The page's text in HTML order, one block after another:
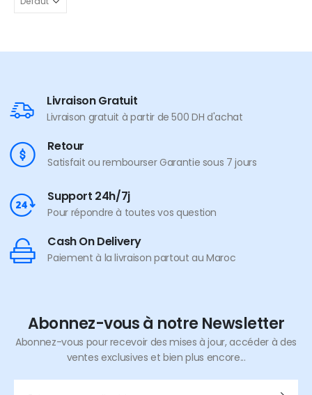
Livraison Gratuit
Livraison gratuit à partir de 500 DH d'achat
Retour
Satisfait ou rembourser Garantie sous 7 jours
Support 24h/7j
Pour répondre à toutes vos question
Cash On Delivery
Paiement à la livraison partout au Maroc
Abonnez-vous à notre Newsletter
Abonnez-vous pour recevoir des mises à jour, accéder à des
ventes exclusives et bien plus encore...